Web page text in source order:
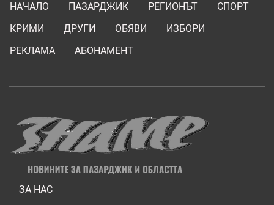
НАЧАЛО ПАЗАРДЖИК РЕГИОНЪТ
СПОРТ
КРИМИ
ДРУГИ ОБЯВИ
ИЗБОРИ
РЕКЛАМА
АБОНАМЕНТ
ЗА НАС